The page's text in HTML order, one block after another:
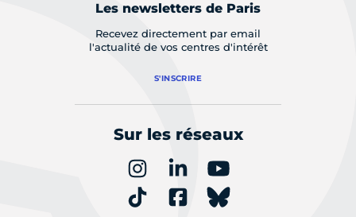
Les newsletters de Paris
Recevez directement par email
l'actualité de vos centres d'intérêt
S'INSCRIRE
Sur les réseaux